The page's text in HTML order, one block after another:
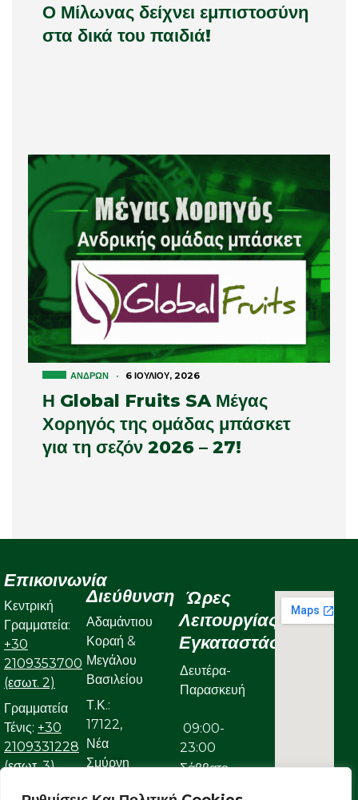
Ο Μίλωνας δείχνει εμπιστοσύνη
στα δικά του παιδιά!
ΑΝΔΡΏΝ · 6 ΙΟΥΛΊΟΥ, 2026
Η Global Fruits SA Μέγας
Χορηγός της ομάδας μπάσκετ
για τη σεζόν 2026 – 27!
Επικοινωνία
Κεντρική
Γραμματεία:
+30
2109353700
(εσωτ. 2)
Γραμματεία
Τένις: +30
2109331228
(εσωτ. 3)
Γραμματεία
Διεύθυνση
Αδαμάντιου
Κοραή &
Μεγάλου
Βασιλείου
Τ.Κ.:
17122,
Νέα
Σμύρνη
Ώρες
Λειτουργίας
Εγκαταστάσεων
Δευτέρα-
Παρασκευή
09:00-
23:00
Σάββατο